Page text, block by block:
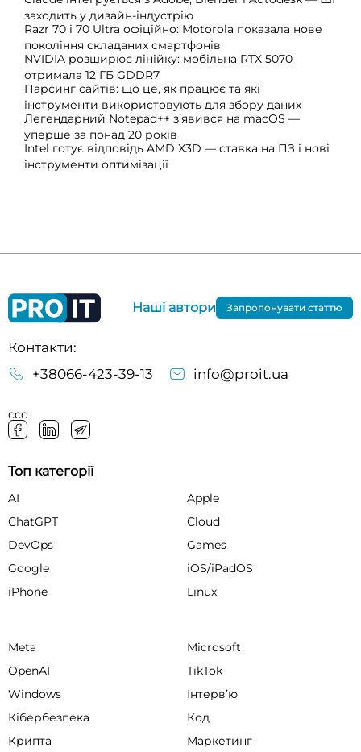
заходить у дизайн-індустрію
Razr 70 і 70 Ultra офіційно: Motorola показала нове
покоління складаних смартфонів
NVIDIA розширює лінійку: мобільна RTX 5070
отримала 12 ГБ GDDR7
Парсинг сайтів: що це, як працює та які
інструменти використовують для збору даних
Легендарний Notepad++ з’явився на macOS —
уперше за понад 20 років
Intel готує відповідь AMD X3D — ставка на ПЗ і нові
інструменти оптимізації
Контакти:
+38066-423-39-13
info@proit.ua
ссс
Наші автори Запропонувати статтю
Топ категорії
AI
Apple
ChatGPT
Cloud
DevOps
Games
Google
iOS/iPadOS
iPhone
Linux
Meta
Microsoft
OpenAI
TikTok
Windows
Інтервʼю
Кібербезпека
Код
Крипта
Маркетинг